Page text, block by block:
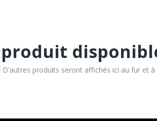
D'autres produits seront affichés ici au fur et